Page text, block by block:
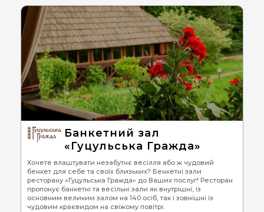
Банкетний зал
«Гуцульська Гражда»
Хочете влаштувати незабутнє весілля або ж чудовий
бенкет для себе та своїх близьких? Бенкетні зали
ресторану «Гуцульська Гражда» до Ваших послуг! Ресторан
пропонує банкетні та весільні зали як внутрішні, із
основним великим залом на 140 осіб, так і зовнішні із
чудовим краєвидом на свіжому повітрі.